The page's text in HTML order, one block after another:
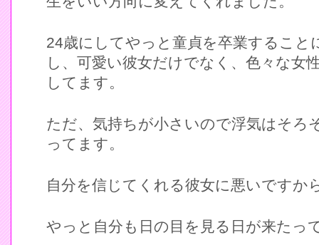
24歳にしてやっと童貞を卒業すること
し、可愛い彼女だけでなく、色々な女
してます。
ただ、気持ちが小さいので浮気はそろ
ってます。
自分を信じてくれる彼女に悪いですか
やっと自分も日の目を見る日が来たっ